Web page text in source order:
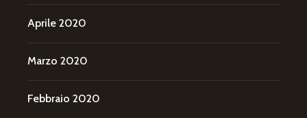
Aprile 2020
Marzo 2020
Febbraio 2020